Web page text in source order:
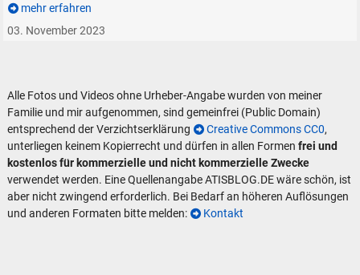
mehr erfahren
03. November 2023
Alle Fotos und Videos ohne Urheber-Angabe wurden von meiner
Familie und mir aufgenommen, sind gemeinfrei (Public Domain)
entsprechend der Verzichtserklärung
Creative Commons CC0,
unterliegen keinem Kopierrecht und dürfen in allen Formen frei und
kostenlos für kommerzielle und nicht kommerzielle Zwecke
verwendet werden. Eine Quellenangabe ATISBLOG.DE wäre schön, ist
aber nicht zwingend erforderlich. Bei Bedarf an höheren Auflösungen
und anderen Formaten bitte melden:
Kontakt